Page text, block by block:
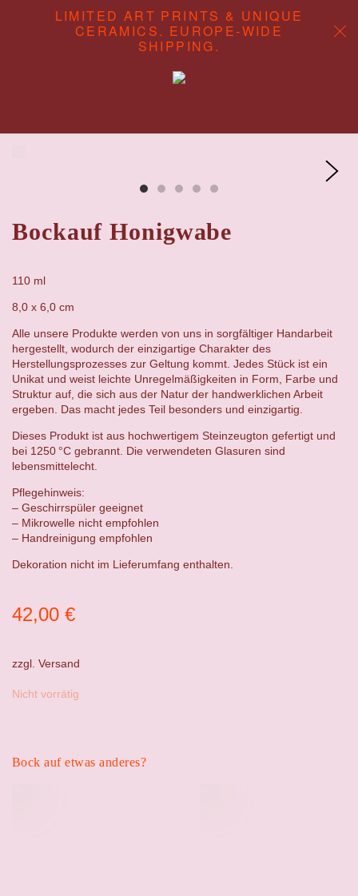
LIMITED ART PRINTS & UNIQUE
CERAMICS. EUROPE-WIDE
SHIPPING.
CONTENT STUDIO
Bockauf Honigwabe
zzgl. Versand
42,00 €
Nicht vorrätig
110 ml
8,0 x 6,0 cm
Alle unsere Produkte werden von uns in sorgfältiger Handarbeit
hergestellt, wodurch der einzigartige Charakter des
Herstellungsprozesses zur Geltung kommt. Jedes Stück ist ein
Unikat und weist leichte Unregelmäßigkeiten in Form, Farbe und
Struktur auf, die sich aus der Natur der handwerklichen Arbeit
ergeben. Das macht jedes Teil besonders und einzigartig.
Dieses Produkt ist aus hochwertigem Steinzeugton gefertigt und
bei 1250 °C gebrannt. Die verwendeten Glasuren sind
lebensmittelecht.
Pflegehinweis:
– Geschirrspüler geeignet
– Mikrowelle nicht empfohlen
– Handreinigung empfohlen
Dekoration nicht im Lieferumfang enthalten.
Bock auf etwas anderes?